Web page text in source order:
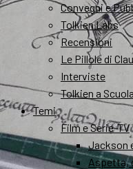
Convegni e
Tolkien Labs
Recensioni
Le Pillole di
Interviste
Tolkien a Scuola
Temi
Film e Serie-TV
Jackson
Aspetta,